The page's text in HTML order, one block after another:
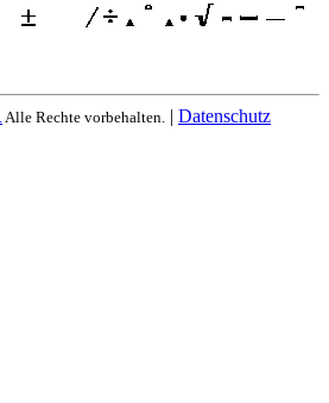
Alle Rechte vorbehalten. | Datenschutz